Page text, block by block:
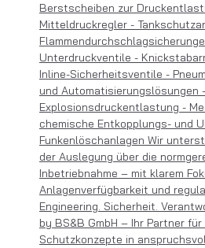
Berstscheiben zur
Mitteldruckregler -
Unterdruckventile -
Inline-Sicherheitsventile -
und Automatisierungslösungen
Explosionsdruckentlastung -
chemische Entkopplungs- und
Funkenlöschanlagen Wir
der Auslegung über die
Inbetriebnahme – mit klarem
Anlagenverfügbarkeit und
Engineering. Sicherheit.
by BS&B GmbH – Ihr Partner
Schutzkonzepte in